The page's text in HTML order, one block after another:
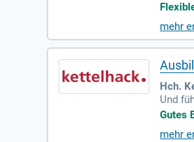
mehr
Hch.
Und
me
Gutes
mehr